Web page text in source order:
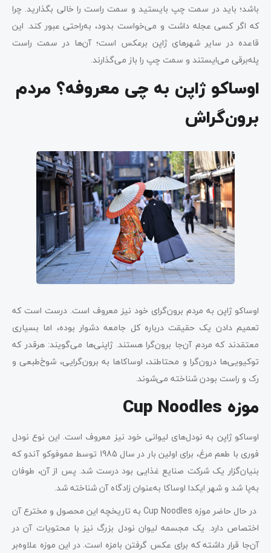
باشد؛ باید در سمت چپ بایستید و سمت راست را خالی بگذارید. چرا
که اگر کسی عجله داشت و می‌خواست بدود، به‌راحتی عبور کند. این
قاعده در سایر شهرهای ژاپن برعکس است؛ آن‌ها در سمت راست
پله‌برقی می‌ایستند و سمت چپ را باز می‌گذارند.
اوساکو ژاپن به چی معروفه؟ مردم
برون‌گراش
اوساکو ژاپن به مردم برون‌گرای خود نیز معروف است. درست است که
تعمیم دادن یک حقیقت درباره کل جامعه دشوار بوده، اما بسیاری
معتقدند که مردم آن‌جا برون‌گرا هستند. ژاپنی‌ها می‌گویند: هرقدر که
توکیویی‌ها درون‌گرا و محتاطند، اوساکاها به برون‌گرایی، شوخ‌طبعی و
رک و راست بودن شناخته می‌شوند.
موزه Cup Noodles
اوساکو ژاپن به نودل‌های لیوانی خود نیز معروف است. این نوع نودل
فوری با طعم مرغ، برای اولین بار در سال 1985 توسط مموفوکو آندو که
بنیان‌گزار یک شرکت صنایع غذایی بود درست شد. پس از آن، طوفان
به‌پا شد و شهر ایکدا اوساکا به‌عنوان زادگاه آن شناخته شد.
در حال حاضر موزه Cup Noodles به تاریخچه این محصول و مخترع آن
اختصاص دارد. یک مجسمه لیوان نودل بزرگ نیز با محتویات آن در
آن‌جا قرار داشته که برای عکس گرفتن بامزه است. در این موزه علاوه‌بر